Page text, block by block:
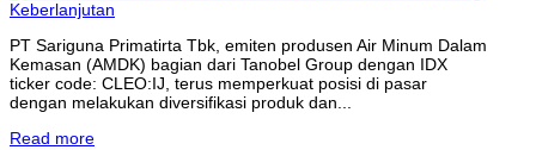
PT Sariguna Primatirta Tbk, emiten produsen Air Minum Dalam
Kemasan (AMDK) bagian dari Tanobel Group dengan IDX
ticker code: CLEO:IJ, terus memperkuat posisi di pasar
dengan melakukan diversifikasi produk dan...
Read more